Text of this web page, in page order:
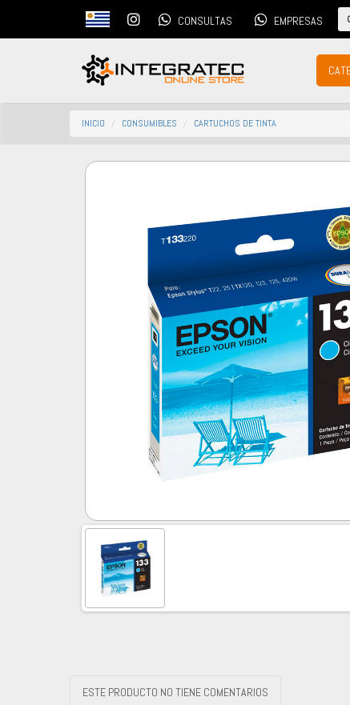
CONSULTAS EMPRESAS
INICIO CONSUMIBLES CARTUCHOS DE TINTA
ESTE PRODUCTO NO TIENE COMENTARIOS